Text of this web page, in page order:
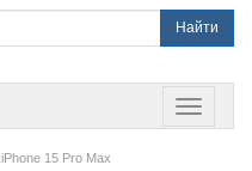
Найти
.iPhone 15 Pro Max